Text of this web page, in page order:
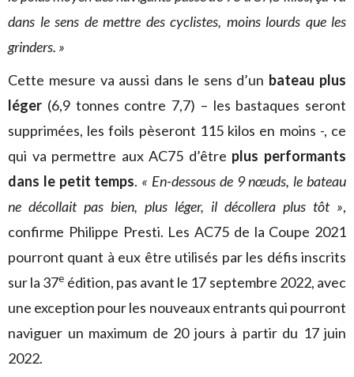
dans le sens de mettre des cyclistes, moins lourds que les
grinders. »
Cette mesure va aussi dans le sens d’un bateau plus
léger (6,9 tonnes contre 7,7) – les bastaques seront
supprimées, les foils pèseront 115 kilos en moins -, ce
qui va permettre aux AC75 d’être plus performants
dans le petit temps. « En-dessous de 9 nœuds, le bateau
ne décollait pas bien, plus léger, il décollera plus tôt »,
confirme Philippe Presti. Les AC75 de la Coupe 2021
pourront quant à eux être utilisés par les défis inscrits
sur la 37e édition, pas avant le 17 septembre 2022, avec
une exception pour les nouveaux entrants qui pourront
naviguer un maximum de 20 jours à partir du 17 juin
2022.